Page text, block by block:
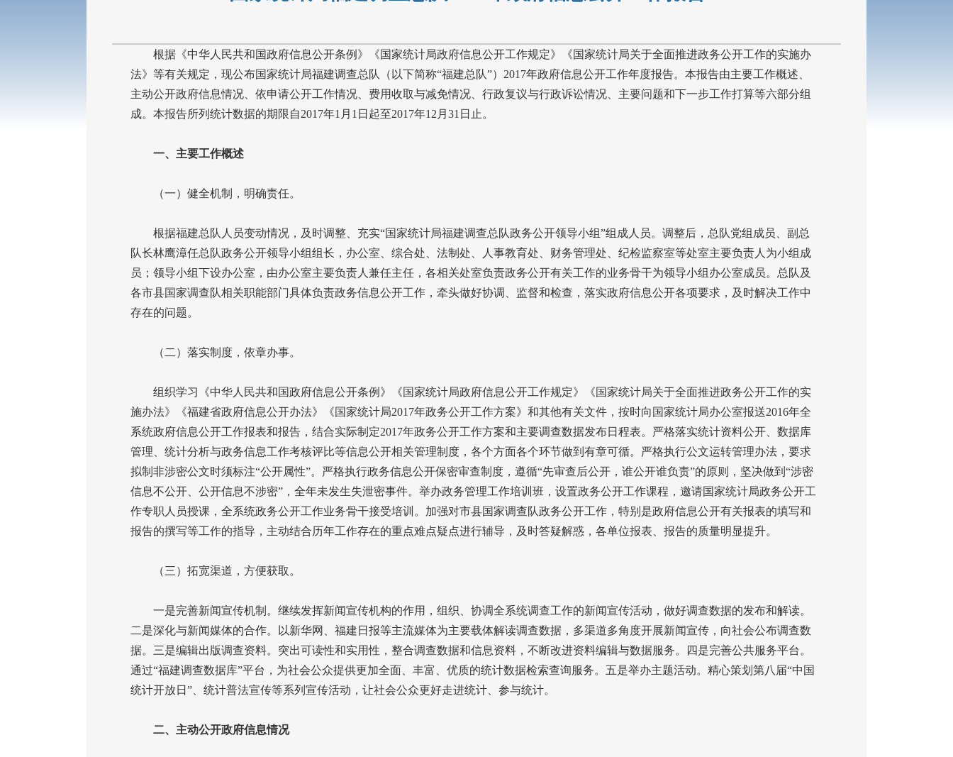
根据《中华人民共和国政府信息公开条例》《国家统计局政府信息公开工作规定》《国家统计局关于全面推进政务公开工作的实施办
法》等有关规定，现公布国家统计局福建调查总队（以下简称“福建总队”） 2017年政府信息公开工作年度报告。本报告由主要工作概述、
主动公开政府信息情况、依申请公开工作情况、费用收取与减免情况、行政复议与行政诉讼情况、主要问题和下一步工作打算等六部分组
成。本报告所列统计数据的期限自2017年1 月 1 日起至2017年12 月 31 日止。
一、主要工作概述
（一）健全机制，明确责任。
根据福建总队人员变动情况，及时调整、充实“国家统计局福建调查总队政务公开领导小组”组成人员。调整后，总队党组成员、副总
队长林鹰漳任总队政务公开领导小组组长，办公室、综合处、法制处、人事教育处、财务管理处、纪检监察室等处室主要负责人为小组成
员；领导小组下设办公室，由办公室主要负责人兼任主任，各相关处室负责政务公开有关工作的业务骨干为领导小组办公室成员。总队及
各市县国家调查队相关职能部门具体负责政务信息公开工作，牵头做好协调、监督和检查，落实政府信息公开各项要求，及时解决工作中
存在的问题。
（二）落实制度，依章办事。
组织学习《中华人民共和国政府信息公开条例》《国家统计局政府信息公开工作规定》《国家统计局关于全面推进政务公开工作的实
施办法》《福建省政府信息公开办法》《国家统计局2017年政务公开工作方案》和其他有关文件，按时向国家统计局办公室报送2016年全
系统政府信息公开工作报表和报告，结合实际制定2017年政务公开工作方案和主要调查数据发布日程表。严格落实统计资料公开、数据库
管理、统计分析与政务信息工作考核评比等信息公开相关管理制度，各个方面各个环节做到有章可循。严格执行公文运转管理办法，要求
拟制非涉密公文时须标注“公开属性”。严格执行政务信息公开保密审查制度，遵循“先审查后公开，谁公开谁负责”的原则，坚决做到“涉密
信息不公开、公开信息不涉密”，全年未发生失泄密事件。举办政务管理工作培训班，设置政务公开工作课程，邀请国家统计局政务公开工
作专职人员授课，全系统政务公开工作业务骨干接受培训。加强对市县国家调查队政务公开工作，特别是政府信息公开有关报表的填写和
报告的撰写等工作的指导，主动结合历年工作存在的重点难点疑点进行辅导，及时答疑解惑，各单位报表、报告的质量明显提升。
（三）拓宽渠道，方便获取。
一是完善新闻宣传机制。继续发挥新闻宣传机构的作用，组织、协调全系统调查工作的新闻宣传活动，做好调查数据的发布和解读。
二是深化与新闻媒体的合作。以新华网、福建日报等主流媒体为主要载体解读调查数据，多渠道多角度开展新闻宣传，向社会公布调查数
据。三是编辑出版调查资料。突出可读性和实用性，整合调查数据和信息资料，不断改进资料编辑与数据服务。四是完善公共服务平台。
通过“福建调查数据库”平台，为社会公众提供更加全面、丰富、优质的统计数据检索查询服务。五是举办主题活动。精心策划第八届“中国
统计开放日”、统计普法宣传等系列宣传活动，让社会公众更好走进统计、参与统计。
二、主动公开政府信息情况